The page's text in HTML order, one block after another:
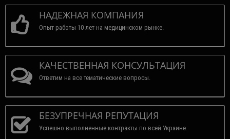
НАДЕЖНАЯ КОМПАНИЯ
Опыт работы 10 лет на медицинском рынке.
КАЧЕСТВЕННАЯ КОНСУЛЬТАЦИЯ
Ответим на все тематические вопросы.
БЕЗУПРЕЧНАЯ РЕПУТАЦИЯ
Успешно выполненные контракты по всей Украине.